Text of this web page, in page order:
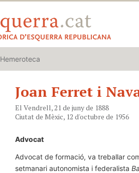
Hemeroteca
Joan Ferret i
El Vendrell, 21 de juny de 1888
Ciutat de Mèxic, 12 d'octubre de 1956
Advocat
Advocat de formació, va treballar
setmanari autonomista i federalista